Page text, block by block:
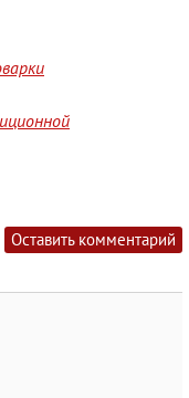
Оставить комментарий